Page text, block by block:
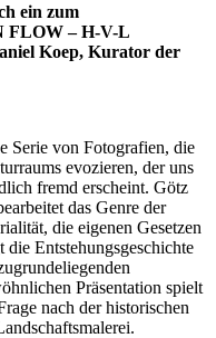
ein zum
FLOW – H-V-L
Koep, Kurator der
Serie von Fotografien, die
evozieren, der uns
fremd erscheint. Götz
das Genre der
die eigenen Gesetzen
Entstehungsgeschichte
Präsentation spielt
nach der historischen